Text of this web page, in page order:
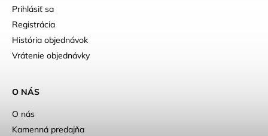
Prihlásiť sa
Registrácia
História objednávok
Vrátenie objednávky
O NÁS
O nás
Kamenná predajňa